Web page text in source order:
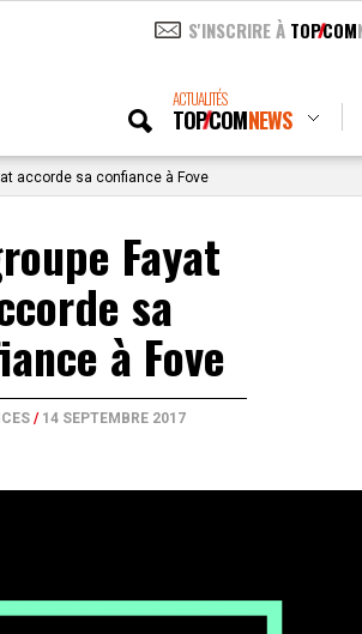
S'INSCRIRE À TOPCOM
ACTUALITÉS
TOPCOMNEWS
accorde sa confiance à Fove
Fayat
sa
à Fove
/ 14 SEPTEMBRE 2017